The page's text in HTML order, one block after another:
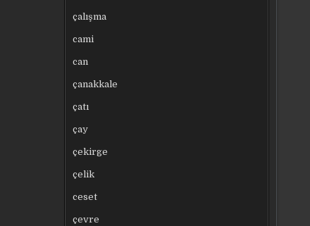
çalışma
cami
can
çanakkale
çatı
çay
çekirge
çelik
ceset
çevre